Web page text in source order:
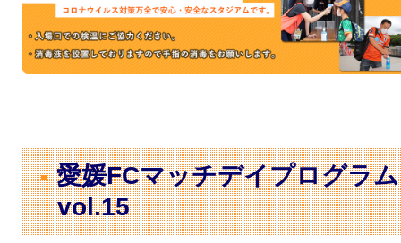
愛媛FCマッチデイプログラム
vol.15